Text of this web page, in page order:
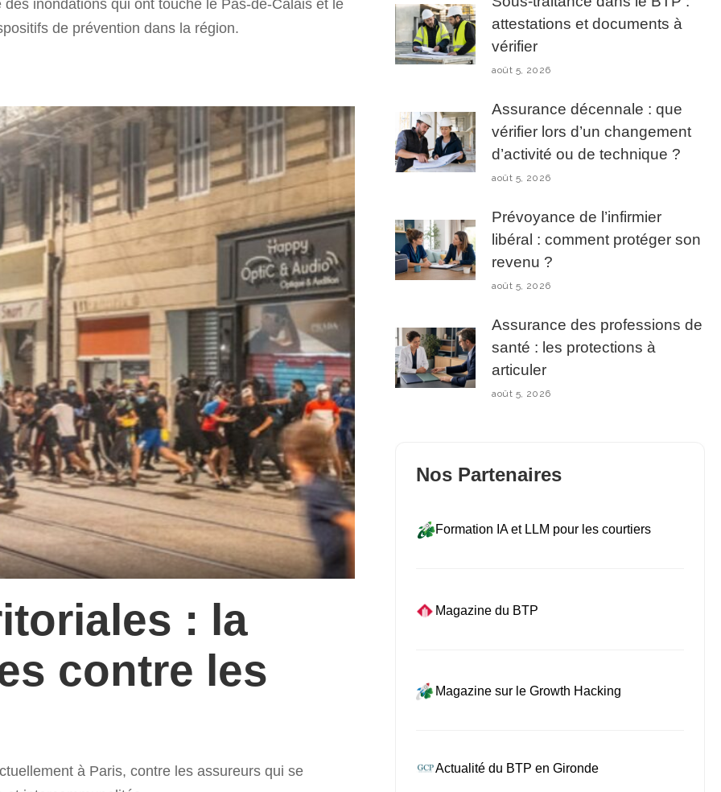
inondations qui ont touché le Pas-de-Calais et le
de prévention dans la région.
: la
contre les
à Paris, contre les assureurs qui se
attestations et documents à
vérifier
août 5, 2026
Assurance décennale : que
vérifier lors d’un changement
d’activité ou de technique ?
août 5, 2026
Prévoyance de l’infirmier
libéral : comment protéger son
revenu ?
août 5, 2026
Assurance des professions de
santé : les protections à
articuler
août 5, 2026
Nos Partenaires
Formation IA et LLM pour les courtiers
Magazine du BTP
Magazine sur le Growth Hacking
Actualité du BTP en Gironde